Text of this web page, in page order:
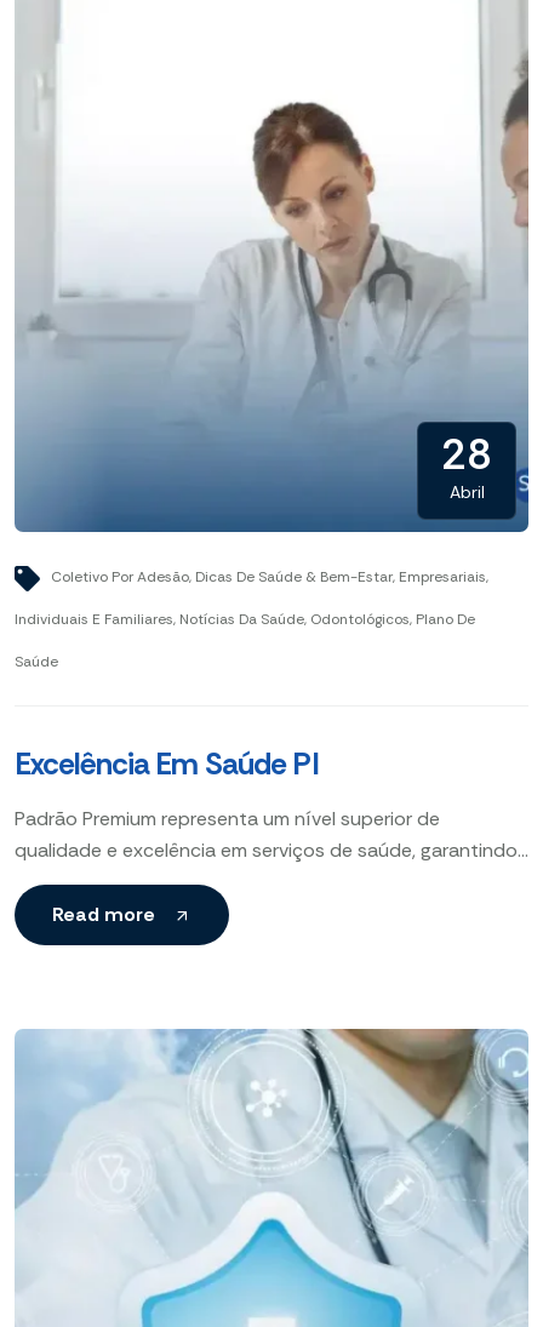
28
Abril
Coletivo Por Adesão, Dicas De Saúde & Bem-Estar, Empresariais,
Individuais E Familiares, Notícias Da Saúde, Odontológicos, Plano De
Saúde
Excelência Em Saúde PI
Padrão Premium representa um nível superior de
qualidade e excelência em serviços de saúde, garantindo
atendimento personalizado, processos rigorosos e
referência reconhecida como Padrão Ouro.
Read more